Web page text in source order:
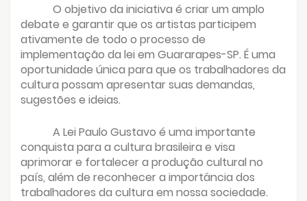
O objetivo da iniciativa é criar um amplo
debate e garantir que os artistas participem
ativamente de todo o processo de
implementação da lei em Guararapes-SP. É uma
oportunidade única para que os trabalhadores da
cultura possam apresentar suas demandas,
sugestões e ideias.
A Lei Paulo Gustavo é uma importante
conquista para a cultura brasileira e visa
aprimorar e fortalecer a produção cultural no
país, além de reconhecer a importância dos
trabalhadores da cultura em nossa sociedade.